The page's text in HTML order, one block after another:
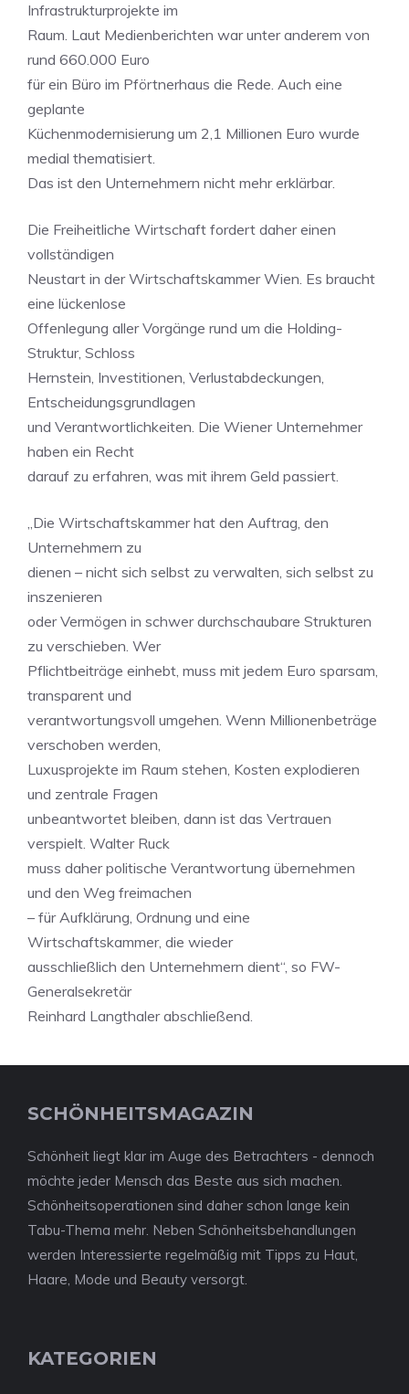
Infrastrukturprojekte im
Raum. Laut Medienberichten war unter anderem von
rund 660.000 Euro
für ein Büro im Pförtnerhaus die Rede. Auch eine
geplante
Küchenmodernisierung um 2,1 Millionen Euro wurde
medial thematisiert.
Das ist den Unternehmern nicht mehr erklärbar.
Die Freiheitliche Wirtschaft fordert daher einen
vollständigen
Neustart in der Wirtschaftskammer Wien. Es braucht
eine lückenlose
Offenlegung aller Vorgänge rund um die Holding-
Struktur, Schloss
Hernstein, Investitionen, Verlustabdeckungen,
Entscheidungsgrundlagen
und Verantwortlichkeiten. Die Wiener Unternehmer
haben ein Recht
darauf zu erfahren, was mit ihrem Geld passiert.
„Die Wirtschaftskammer hat den Auftrag, den
Unternehmern zu
dienen – nicht sich selbst zu verwalten, sich selbst zu
inszenieren
oder Vermögen in schwer durchschaubare Strukturen
zu verschieben. Wer
Pflichtbeiträge einhebt, muss mit jedem Euro sparsam,
transparent und
verantwortungsvoll umgehen. Wenn Millionenbeträge
verschoben werden,
Luxusprojekte im Raum stehen, Kosten explodieren
und zentrale Fragen
unbeantwortet bleiben, dann ist das Vertrauen
verspielt. Walter Ruck
muss daher politische Verantwortung übernehmen
und den Weg freimachen
– für Aufklärung, Ordnung und eine
Wirtschaftskammer, die wieder
ausschließlich den Unternehmern dient“, so FW-
Generalsekretär
Reinhard Langthaler abschließend.
SCHÖNHEITSMAGAZIN
Schönheit liegt klar im Auge des Betrachters - dennoch
möchte jeder Mensch das Beste aus sich machen.
Schönheitsoperationen sind daher schon lange kein
Tabu-Thema mehr. Neben Schönheitsbehandlungen
werden Interessierte regelmäßig mit Tipps zu Haut,
Haare, Mode und Beauty versorgt.
KATEGORIEN